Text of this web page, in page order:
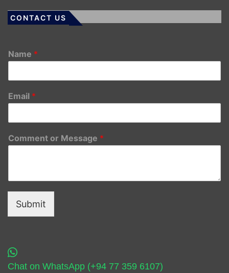
CONTACT US
Name *
Email *
Comment or Message *
Submit
Chat on WhatsApp (+94 77 359 6107)